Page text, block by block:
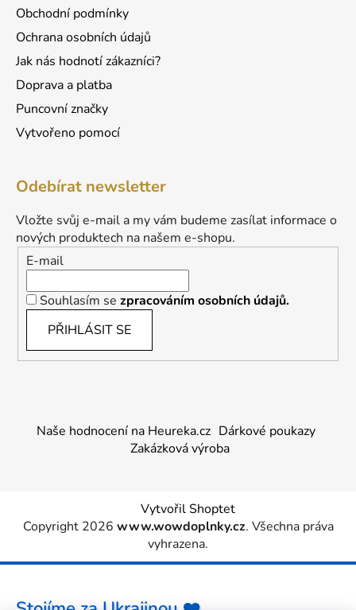
Obchodní podmínky
Ochrana osobních údajů
Jak nás hodnotí zákazníci?
Doprava a platba
Puncovní značky
Vytvořeno pomocí
Odebírat newsletter
Vložte svůj e-mail a my vám budeme zasílat informace o
nových produktech na našem e-shopu.
E-mail
Souhlasím se zpracováním osobních údajů.
PŘIHLÁSIT SE
Naše hodnocení na Heureka.cz Dárkové poukazy
Zakázková výroba
Vytvořil Shoptet
Copyright 2026 www.wowdoplnky.cz. Všechna práva
vyhrazena.